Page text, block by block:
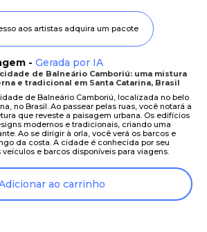
aos artistas adquira um pacote
- Gerada por IA
de Balneário Camboriú: uma mistura
e tradicional em Santa Catarina, Brasil
de Balneário Camboriú, localizada no belo
no Brasil. Ao passear pelas ruas, você notará a
que reveste a paisagem urbana. Os edifícios
modernos e tradicionais, criando uma
Ao se dirigir à orla, você verá os barcos e
da costa. A cidade é conhecida por seu
e barcos disponíveis para viagens.
ao carrinho